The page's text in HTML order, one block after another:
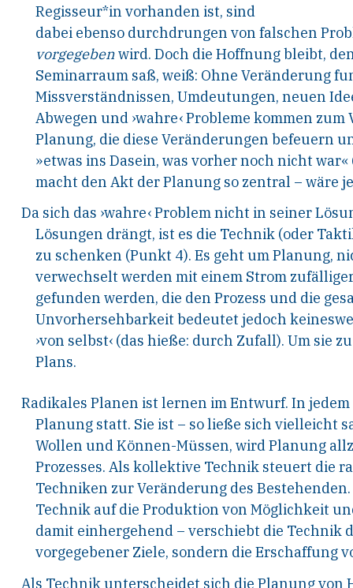
Regisseur*in vorhanden ist, sind
dabei ebenso durchdrungen von falschen
vorgegebenwird. Doch die Hoffnung bleibt,
Seminarraum saß, weiß: Ohne Veränderung
Missverständnissen, Umdeutungen, neuen
Abwegen und ›wahre‹ Probleme kommen zum
Planung, die diese Veränderungen befeuern
»etwas ins Dasein, was vorher noch nicht war«
macht den Akt der Planung so zentral – wäre
Da sich das ›wahre‹ Problem nicht in seiner
Lösungen drängt, ist es die Technik (oder
zu schenken (Punkt 4). Es geht um Planung,
verwechselt werden mit einem Strom
gefunden werden, die den Prozess und die
Unvorhersehbarkeit bedeutet jedoch
›von selbst‹ (das hieße: durch Zufall). Um sie
Plans.
Radikales Planen ist lernen im Entwurf. In
Planung statt. Sie ist – so ließe sich vielleicht
Wollen und Können-Müssen, wird Planung
Prozesses. Als kollektive Technik steuert die
Techniken zur Veränderung des
Technik auf die Produktion von Möglichkeit
damit einhergehend – verschiebt die Technik
vorgegebener Ziele, sondern die Erschaffung
Als Technik unterscheidet sich die Planung von